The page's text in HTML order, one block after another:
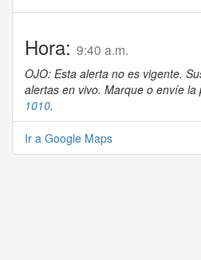
Hora: 9:40 a.m.
OJO: Esta alerta no es vigente.
alertas en vivo. Marque o envíe la
1010.
Ir a Google Maps